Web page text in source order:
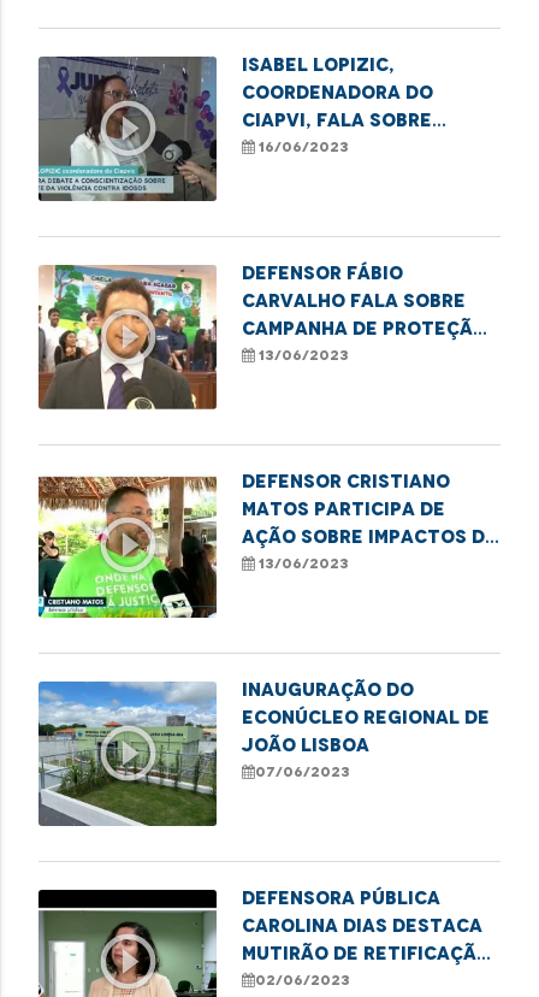
play_circle_outline
Isabel Lopizic,
coordenadora do
CIAPVI, fala sobre
medidas de combate à
16/06/2023
play_circle_outline
Defensor Fábio
Carvalho fala sobre
campanha de proteção
à infância e combate ao
13/06/2023
play_circle_outline
Defensor Cristiano
Matos participa de
ação sobre impactos do
lixo nas praias do
13/06/2023
play_circle_outline
Inauguração do
Econúcleo Regional de
João Lisboa
07/06/2023
play_circle_outline
Defensora pública
Carolina Dias destaca
mutirão de retificação
de nome e gênero em
02/06/2023